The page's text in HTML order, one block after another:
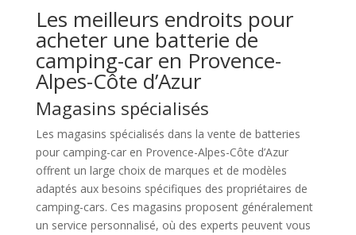
Les meilleurs endroits pour
acheter une batterie de
camping-car en Provence-
Alpes-Côte d’Azur
Magasins spécialisés
Les magasins spécialisés dans la vente de batteries
pour camping-car en Provence-Alpes-Côte d’Azur
offrent un large choix de marques et de modèles
adaptés aux besoins spécifiques des propriétaires de
camping-cars. Ces magasins proposent généralement
un service personnalisé, où des experts peuvent vous